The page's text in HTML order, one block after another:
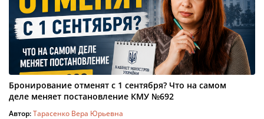
Бронирование отменят с 1 сентября? Что на самом
деле меняет постановление КМУ №692
Автор:Тарасенко Вера Юрьевна